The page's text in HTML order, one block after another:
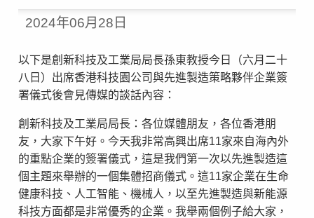
2024年06月28日
以下是創新科技及工業局局長孫東教授今日（六月二十
八日）出席香港科技園公司與先進製造策略夥伴企業簽
署儀式後會見傳媒的談話內容：
創新科技及工業局局長：各位媒體朋友，各位香港朋
友，大家下午好。今天我非常高興出席11家來自海內外
的重點企業的簽署儀式，這是我們第一次以先進製造這
個主題來舉辦的一個集體招商儀式。這11家企業在生命
健康科技、人工智能、機械人，以至先進製造與新能源
科技方面都是非常優秀的企業。我舉兩個例子給大家，